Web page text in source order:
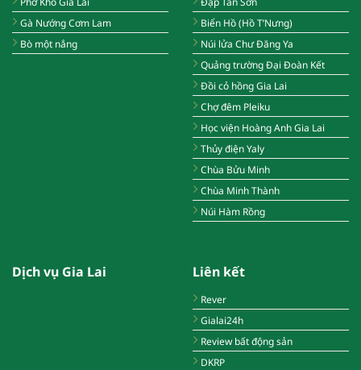
Gà Nướng Cơm Lam
Bò một nắng
Biển Hồ (Hồ T’Nưng)
Núi lửa Chư Đăng Ya
Quảng trường Đại Đoàn Kết
Đồi cỏ hồng Gia Lai
Chợ đêm Pleiku
Học viện Hoàng Anh Gia Lai
Thủy điện Yaly
Chùa Bửu Minh
Chùa Minh Thành
Núi Hàm Rồng
Dịch vụ Gia Lai Liên kết
Rever
Gialai24h
Review bất động sản
DKRP